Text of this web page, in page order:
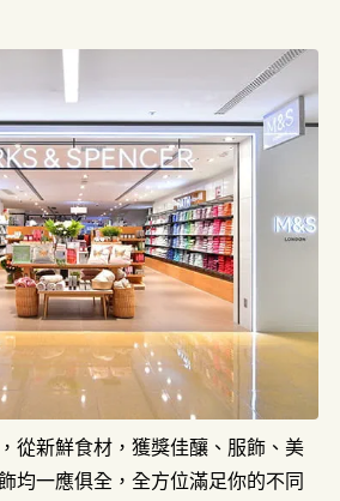
從新鮮食材，獲獎佳釀、服飾、美
均一應俱全，全方位滿足你的不同